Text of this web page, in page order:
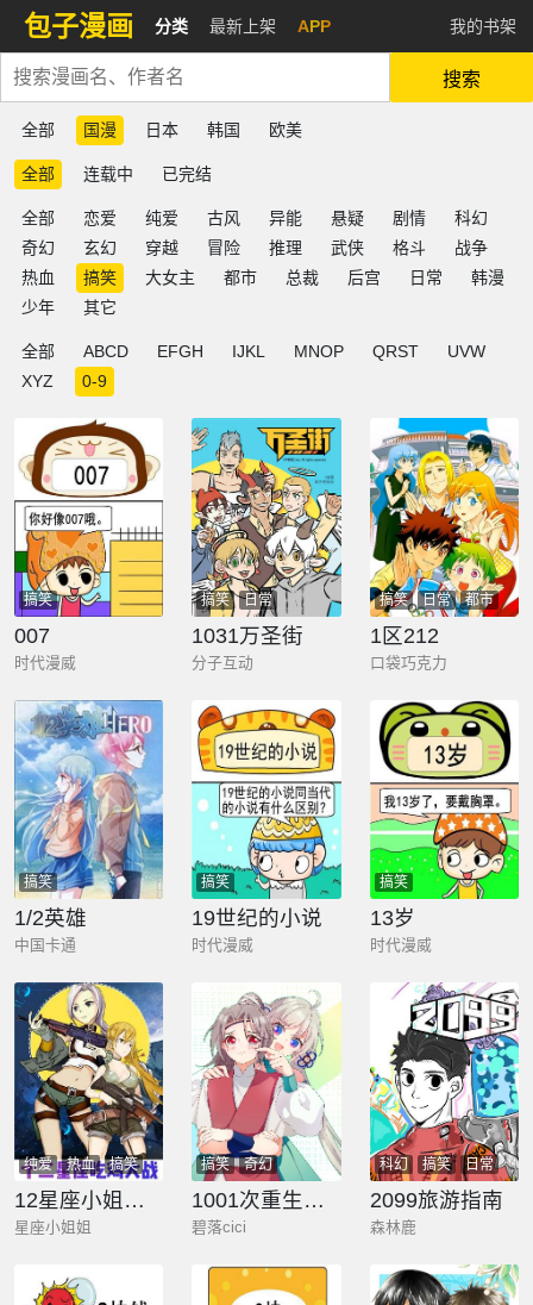
包子漫画 分类 最新上架 APP 我的书架
搜索
全部 国漫 日本 韩国 欧美
全部 连载中 已完结
全部 恋爱 纯爱 古风 异能 悬疑 剧情
科幻
奇幻
玄幻 穿越 冒险 推理 武侠 格斗
战争
热血
搞笑 大女主 都市 总裁 后宫 日常
韩漫
少年
其它
全部 ABCD EFGH IJKL MNOP QRST
UVW
XYZ
0-9
搞笑
007
时代漫威
搞笑 日常
1031万圣街
分子互动
搞笑 日常 都市
1区212
口袋巧克力
搞笑
1/2英雄
中国卡通
搞笑
19世纪的小说
时代漫威
搞笑
13岁
时代漫威
纯爱 热血
搞笑
日常
12星座小姐姐绝地求生
星座小姐姐
搞笑 奇幻
1001次重生的我，就是龙傲天的最强金手指
碧落cici
科幻 搞笑 日常
2099旅游指南
森林鹿